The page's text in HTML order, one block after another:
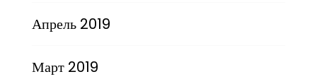
Апрель 2019
Март 2019